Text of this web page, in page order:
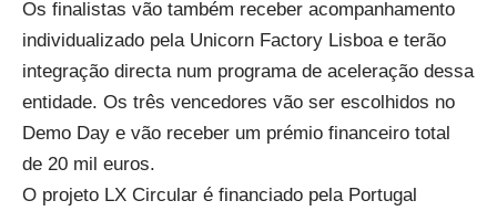
Os finalistas vão também receber acompanhamento
individualizado pela Unicorn Factory Lisboa e terão
integração directa num programa de aceleração dessa
entidade. Os três vencedores vão ser escolhidos no
Demo Day e vão receber um prémio financeiro total
de 20 mil euros.
O projeto LX Circular é financiado pela Portugal